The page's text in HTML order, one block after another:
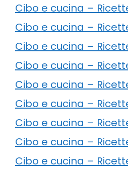
Cibo e cucina –
Cibo e cucina –
Cibo e cucina –
Cibo e cucina –
Cibo e cucina –
Cibo e cucina –
Cibo e cucina –
Cibo e cucina –
Cibo e cucina –